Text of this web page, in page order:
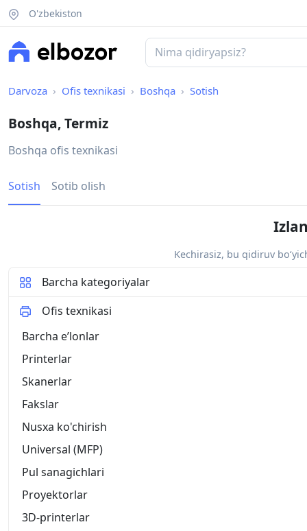
O'zbekiston
Darvoza Ofis texnikasi Boshqa Sotish
Boshqa, Termiz
Boshqa ofis texnikasi
Sotish Sotib olish
Kechirasiz, bu qidiruv
Barcha kategoriyalar
Ofis texnikasi
Barcha eʼlonlar
Printerlar
Skanerlar
Fakslar
Nusxa ko'chirish
Universal (MFP)
Pul sanagichlari
Proyektorlar
3D-printerlar